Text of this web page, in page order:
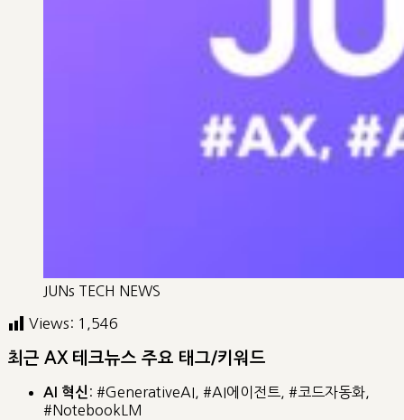
JUNs TECH NEWS
Views: 1,546
최근 AX 테크뉴스 주요 태그/키워드
AI 혁신 : #GenerativeAI, #AI에이전트, #코드자동화,
#NotebookLM